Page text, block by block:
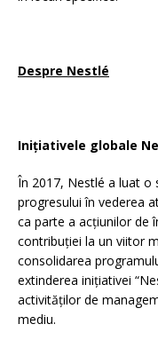
Despre Nestlé
Inițiativele globale
În 2017, Nestlé a luat o
progresului în vederea
ca parte a acțiunilor de
contribuției la un viitor
consolidarea
extinderea inițiativei
activităților de
mediu.